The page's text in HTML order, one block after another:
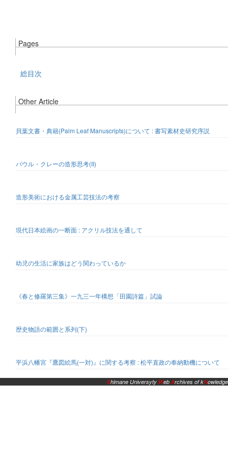
Pages
総目次
Other Article
貝葉文書・典籍(Palm Leaf Manuscripts)について : 書写素材史研究序説
パウル・クレーの造形思考(II)
造形美術における金属工芸技法の考察
現代日本絵画の一断面 : アクリル技法を通して
幼児の生活に家族はどう関わっているか
《春と修羅第三集》一九三一年構想「田園詩篇」試論
歴史物語の範囲と系列(下)
平浜八幡宮『鷹図絵馬(一対)』に関する考察 : 松平直政の奉納動機について
Shimane Universyty WebArchives of kNowledge